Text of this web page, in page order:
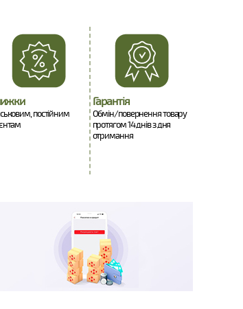
постійним
Гарантія
Обмін/повернення товару
протягом 14 днів з дня
отримання